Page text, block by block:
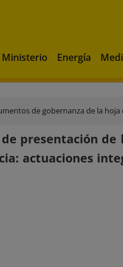
Ministerio Energía
de la hoja de ruta 'Albufera de
presentación
actuaciones